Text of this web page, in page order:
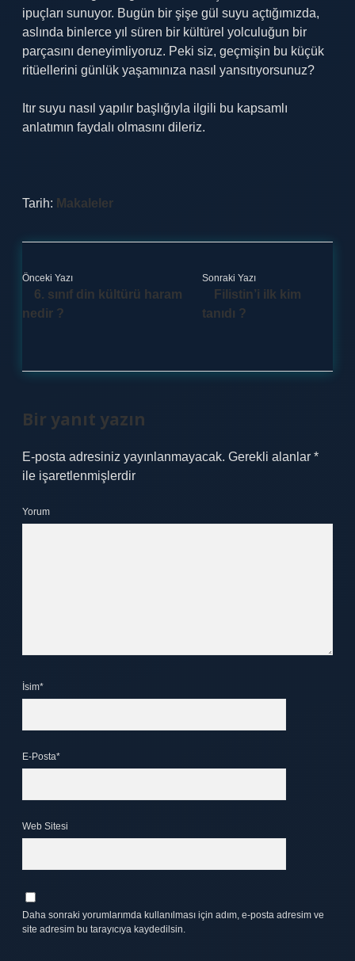
ipuçları sunuyor. Bugün bir şişe gül suyu açtığımızda,
aslında binlerce yıl süren bir kültürel yolculuğun bir
parçasını deneyimliyoruz. Peki siz, geçmişin bu küçük
ritüellerini günlük yaşamınıza nasıl yansıtıyorsunuz?
Itır suyu nasıl yapılır başlığıyla ilgili bu kapsamlı
anlatımın faydalı olmasını dileriz.
Tarih: Makaleler
Önceki Yazı
6. sınıf din kültürü haram
nedir ?
Sonraki Yazı
Filistin’i ilk kim
tanıdı ?
Bir yanıt yazın
E-posta adresiniz yayınlanmayacak. Gerekli alanlar *
ile işaretlenmişlerdir
Yorum
İsim*
E-Posta*
Web Sitesi
Daha sonraki yorumlarımda kullanılması için adım, e-posta adresim ve
site adresim bu tarayıcıya kaydedilsin.